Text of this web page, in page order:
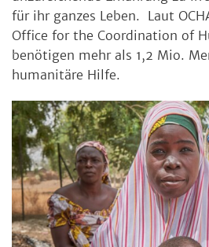
für ihr ganzes Leben. Laut
Office for the Coordination of
benötigen mehr als 1,2 Mio.
humanitäre Hilfe.